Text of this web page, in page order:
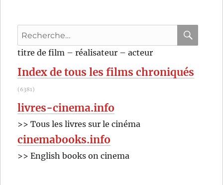
Recherche
pour
:
titre de film – réalisateur – acteur
Index de tous les films chroniqués
(6381)
livres-cinema.info
>> Tous les livres sur le cinéma
cinemabooks.info
>> English books on cinema